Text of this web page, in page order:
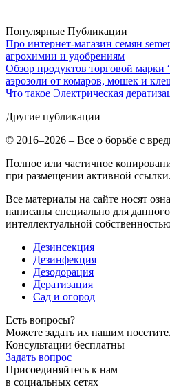
Популярные Публикации
Про интернет-магазин семян
агрохимии и удобрениям
Обзор продуктов торговой марки
аэрозоли от комаров, мошек и
Что такое Электрическая
Другие публикации
© 2016–2026 – Все о борьбе с
Полное или частичное
при размещении активной ссылки.
Все материалы на сайте носят
написаны специально для
интеллектуальной
Дезинсекция
Дезинфекция
Дезодорация
Дератизация
Сад и огород
Есть вопросы?
Можете задать их нашим
Консультации бесплатны
Задать вопрос
Присоединяйтесь к нам
в социальных сетях